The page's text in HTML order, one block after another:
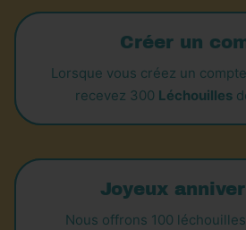
Créer un
Lorsque vous créez un
recevez 300 Léchouilles
Joyeux
Nous offrons 100